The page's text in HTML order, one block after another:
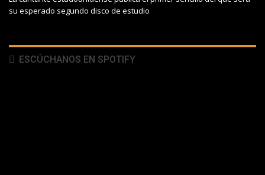
su esperado segundo disco de estudio
ESCÚCHANOS EN SPOTIFY